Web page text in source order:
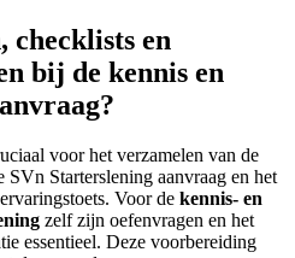
checklists en
bij de kennis en
voor het verzamelen van de
Starterslening aanvraag en het
Voor de kennis- en
zelf zijn oefenvragen en het
essentieel. Deze voorbereiding